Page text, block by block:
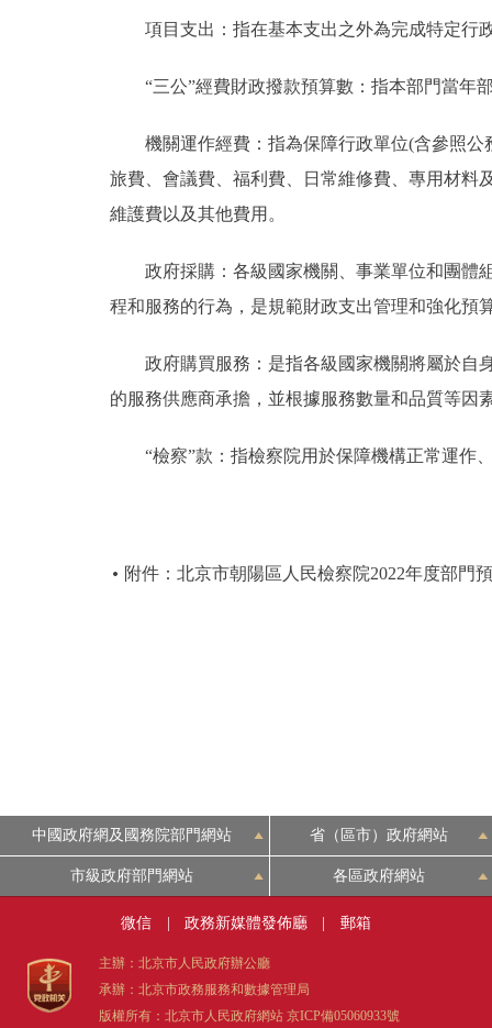
項目支出：指在基本支出之外為完成特定行
“三公”經費財政撥款預算數：指本部門當年部
機關運作經費：指為保障行政單位(含參照公
旅費、會議費、福利費、日常維修費、專用材料
維護費以及其他費用。
政府採購：各級國家機關、事業單位和團體組
程和服務的行為，是規範財政支出管理和強化預
政府購買服務：是指各級國家機關將屬於自身
的服務供應商承擔，並根據服務數量和品質等因
“檢察”款：指檢察院用於保障機構正常運作
附件：北京市朝陽區人民檢察院2022年度部門
中國政府網及國務院部門網站 省（區市）政府網站
市級政府部門網站 各區政府網站
微信 政務新媒體發佈廳 郵箱
主辦：北京市人民政府辦公廳
承辦：北京市政務服務和數據管理局
版權所有：北京市人民政府網站 京ICP備05060933號